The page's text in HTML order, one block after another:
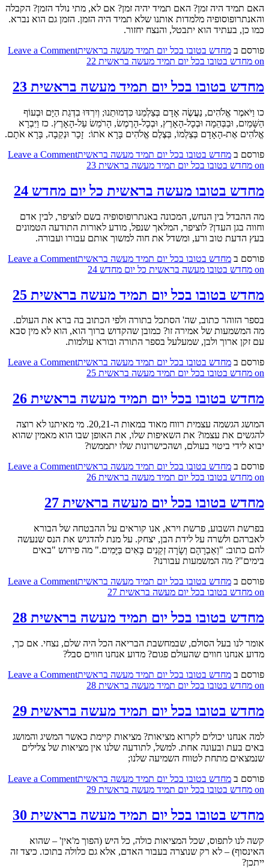
האם תמיד היה זמן? האם תמיד יהיה זמן? אם לא, מתי נולד הזמן? הקבלה
והאנתרופוסופיה מלמדות אותנו שלא תמיד היה הזמן. הזמן גם הוא נברא.
כמו כן, בעתיד הוא יתבטל, והנצח יחזור.
פורסם ב מחדש בטובו בכל יום תמיד מעשה בראשיתLeave a Comment
on מחדש בטובו בכל יום תמיד מעשה בראשית 22
מחדש בטובו בכל יום תמיד מעשה בראשית 23
כו וַיֹּאמֶר אֱלֹהִים, נַעֲשֶׂה אָדָם בְּצַלְמֵנוּ כִּדְמוּתֵנוּ; וְיִרְדּוּ בִדְגַת הַיָּם וּבְעוֹף
הַשָּׁמַיִם, וּבַבְּהֵמָה וּבְכָל-הָאָרֶץ, וּבְכָל-הָרֶמֶשׂ, הָרֹמֵשׂ עַל-הָאָרֶץ. כז וַיִּבְרָא
אֱלֹהִים אֶת-הָאָדָם בְּצַלְמוֹ, בְּצֶלֶם אֱלֹהִים בָּרָא אֹתוֹ: זָכָר וּנְקֵבָה, בָּרָא אֹתָם.
פורסם ב מחדש בטובו בכל יום תמיד מעשה בראשיתLeave a Comment
on מחדש בטובו בכל יום תמיד מעשה בראשית 23
מחדש בטובו מעשה בראשית כל יום מחדש 24
מה ההבדל בין הנחש, המכונה באנתרופוסופיה בשם לוציפר, לבין אדם
וחווה בגן העדן? לוציפר, המלאך שנפל, מודע לאורות התודעה הטמונים
בעץ הדעת טוב ורע, ומשדל את חוה למשוך אותם עבורו ועבורה.
פורסם ב מחדש בטובו בכל יום תמיד מעשה בראשיתLeave a Comment
on מחדש בטובו מעשה בראשית כל יום מחדש 24
מחדש בטובו בכל יום תמיד מעשה בראשית 25
בספר הזוהר כתוב, שה' הסתכל בתורה ולפי הכתוב בה ברא את העולם.
מה המשמעות של אמירה זו? כמובן שהקדוש ברוך הוא, הוא לא מין סבא
עם זקן ארוך ולבן, שמעלעל בספר התורה ובורא עולמות.
פורסם ב מחדש בטובו בכל יום תמיד מעשה בראשיתLeave a Comment
on מחדש בטובו בכל יום תמיד מעשה בראשית 25
מחדש בטובו בכל יום תמיד מעשה בראשית 26
המושג הגשמה עצמית רווח מאוד במאות ה-20,21. מי מאיתנו לא רוצה
להגשים את עצמו? את השאיפות שלו, את האופן שבו הוא מאמין שהוא
יבוא לידי ביטוי בעולם, ושהכישרונות שלו יתממשו?
פורסם ב מחדש בטובו בכל יום תמיד מעשה בראשיתLeave a Comment
on מחדש בטובו בכל יום תמיד מעשה בראשית 26
מחדש בטובו בכל יום מעשה בראשית 27
בפרשת השבוע, פרשת וירא, אנו קוראים על ההבטחה של הבורא
לאברהם ולשרה על לידת הבן, יצחק. על מנת להדגיש את הנס שנעשה
להם כתוב: "וְאַבְרָהָם וְשָׂרָה זְקֵנִים בָּאִים בַּיָּמִים." מה פירוש "באים
בימים"? מה המשמעות עבורנו?
פורסם ב מחדש בטובו בכל יום תמיד מעשה בראשיתLeave a Comment
on מחדש בטובו בכל יום מעשה בראשית 27
מחדש בטובו בכל יום תמיד מעשה בראשית 28
אומר לנו בעל הסולם, שבמחשבת הבריאה הכל היה שלם, נצחי. אם כך,
מדוע אנחנו חווים שהעולם פגום? מדוע אנחנו חווים סבל?
פורסם ב מחדש בטובו בכל יום תמיד מעשה בראשיתLeave a Comment
on מחדש בטובו בכל יום תמיד מעשה בראשית 28
מחדש בטובו בכל יום תמיד מעשה בראשית 29
למה אנחנו יכולים לקרוא מציאות? מציאות קיימת כאשר המשיג והמושג
באים בעת ובעונה אחת. למשל, לתודעה שלנו אין מציאות של צלילים
שנמצאים מתחת לטווח השמיעה שלנו;
פורסם ב מחדש בטובו בכל יום תמיד מעשה בראשיתLeave a Comment
on מחדש בטובו בכל יום תמיד מעשה בראשית 29
מחדש בטובו בכל יום תמיד מעשה בראשית 30
קשה לנו לתפוס, שכל המציאות כולה, כל היש (הפוך מ'אין' – שהוא
האינסוף) – לא רק שנוצרה בעבור האדם, אלא גם כלולה בתוכו. כיצד זה
ייתכן?